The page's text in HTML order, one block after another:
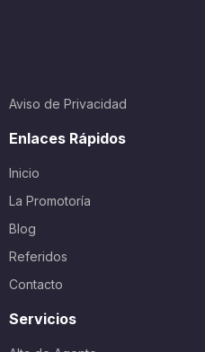
Aviso de Privacidad
Enlaces Rápidos
Inicio
La Promotoría
Blog
Referidos
Contacto
Servicios